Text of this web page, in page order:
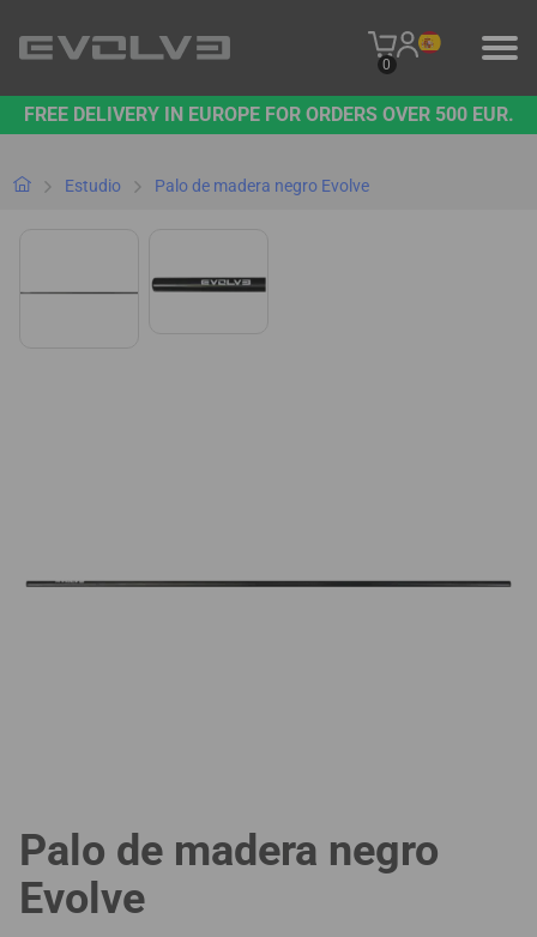
0
PRODUCTOS
NUESTRA MARCA
FREE DELIVERY IN EUROPE FOR ORDERS OVER 500 EUR.
Estudio Palo de madera negro Evolve
Palo de madera negro
Evolve